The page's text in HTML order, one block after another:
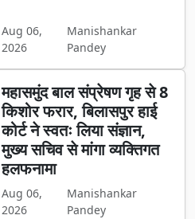
Aug 06,
2026
Manishankar
Pandey
महासमुंद बाल संप्रेषण गृह से 8
किशोर फरार, बिलासपुर हाई
कोर्ट ने स्वतः लिया संज्ञान,
मुख्य सचिव से मांगा व्यक्तिगत
हलफनामा
Aug 06,
2026
Manishankar
Pandey